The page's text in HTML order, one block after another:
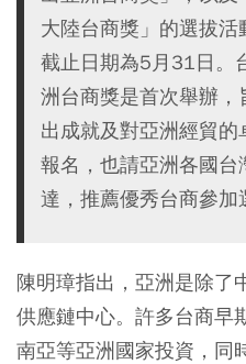
大陸台商獎」的選拔
截止日期為5月31日。
洲台商獎是首次舉辦
出成就及對亞洲經貿
報名，也請亞洲各國
達，推薦優秀台商參加
陳明璋指出，亞洲是除了
供應鏈中心。許多台商早
南亞等亞洲國家投資，同